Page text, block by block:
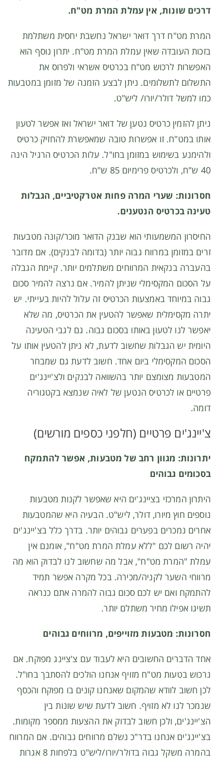
דרכים שונות, אין עמלת המרת מט"ח.
המרת מט"ח דרך דואר ישראל נחשבת יחסית משתלמת
בזכות העובדה שאין עמלת המרת מט"ח. יתרון נוסף הוא
האפשרות לרכוש מט"ח בכרטיס אשראי ולפרוס את
התשלום לתשלומים. ניתן לבצע הזמנה של מזומן במטבעות
כמו למשל דולר/יורו/ ליש"ט.
ניתן להזמין כרטיס נטען של דואר ישראל ואז אפשר לטעון
אותו במט"ח. זו אפשרות טובה שמאפשרת להחזיק כרטיס
ולהימנע בשימוש במזומן בחו"ל. עלות הכרטיס הרגיל הינה
40 ש"ח, ולכרטיס פרימיום 85 ש"ח.
חסרונות: שערי המרה פחות אטרקטיביים, הגבלות
טעינה בכרטיס הנטענים.
החיסרון המשמעותי הוא שבנק הדואר מוכר/קונה מטבעות
זרים במזומן במרווח גבוה יותר (בדומה לבנקים). אם מדובר
בהעברה בנקאית המרווחים משתלמים יותר. קיימת הגבלה
על הסכום המקסימלי שניתן להמיר. אם נרצה להמיר סכום
גבוה במיוחד באמצעות הכרטיס זה עלול להיות בעייתי. יש
יתרה מקסימלית שאפשר להטעין את הכרטיס, מה שלא
יאפשר לנו לטעון באותו בסכום גבוה. גם לגבי הטעינה
היומית יש הגבלות שחשוב לדעת, לא ניתן להטעין אותו על
הסכום המקסימלי ביום אחד. חשוב לדעת גם שמבחר
המטבעות מצומצם יותר בהשוואה לבנקים ולצ'יינג'ים
פרטיים או לכרטיס הנטען של לאיה שנמצא בקטגוריה
דומה.
צ'יינג'ים פרטיים (חלפני כספים מורשים)
יתרונות: מגוון רחב של מטבעות, אפשר להתמקח
בסכומים גבוהים
היתרון המרכזי בציינג'ים היא שאפשר לקנות מטבעות
נוספים חוץ מיורו, דולר, ליש"ט. הבעיה היא שהמטבעות
אחרים נמכרים בפערים גבוהים יותר. בדרך כלל בצ'יינג'ים
יהיה רשום לכם "ללא עמלת המרת מט"ח", אומנם אין
עמלת "המרת מט"ח", אבל מה שחשוב לנו לבדוק הוא מה
מרווחי השער לקניה/מכירה. בכל מקרה אפשר תמיד
להתמקח ואם יש לכם סכום גבוה להמרה אתם כנראה
תשיגו אפילו מחיר משתלם יותר.
חסרונות: מטבעות מזוייפים, מרווחים גבוהים
אחד הדברים החשובים היא לעבוד עם צ'ציינג מפוקח. אם
נרכוש בטעות מט"ח מזויף אנחנו הולכים להסתבך בחו"ל.
לכן חשוב לוודא שהמקום שאנחנו קונים בו מפוקח והכסף
שנמכר לנו לא מזויף. חשוב לדעת שיש שונות בין
הצ'יינג'ים, ולכן חשוב לבדוק את ההצעות ממספר מקומות.
בצ'יינג'ים אנחנו בדר"כ נשלם מרווחים גבוהים. אם המרווח
בהמרה משקל גבוה בדולר/יורו/ליש"ט בלפחות 8 אגרות